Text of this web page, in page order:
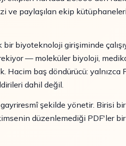
ve paylaşılan ekip
biyoteknoloji girişiminde
— moleküler biyoloji,
Hacim baş döndürücü:
dahil değil.
şekilde yönetir. Birisi
düzenlemediği PDF'ler